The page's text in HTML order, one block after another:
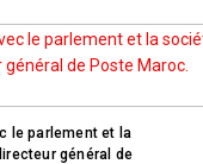
le parlement et la
général de